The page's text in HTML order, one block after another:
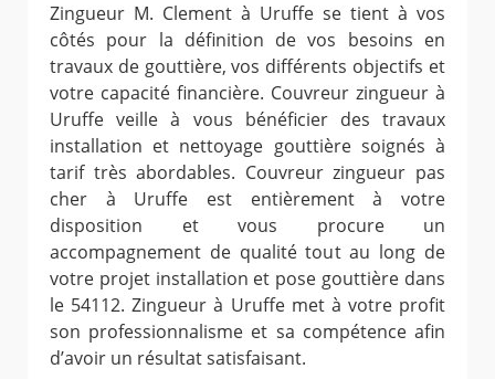
Zingueur M. Clement à Uruffe se tient à vos
côtés pour la définition de vos besoins en
travaux de gouttière, vos différents objectifs et
votre capacité financière. Couvreur zingueur à
Uruffe veille à vous bénéficier des travaux
installation et nettoyage gouttière soignés à
tarif très abordables. Couvreur zingueur pas
cher à Uruffe est entièrement à votre
disposition et vous procure un
accompagnement de qualité tout au long de
votre projet installation et pose gouttière dans
le 54112. Zingueur à Uruffe met à votre profit
son professionnalisme et sa compétence afin
d’avoir un résultat satisfaisant.